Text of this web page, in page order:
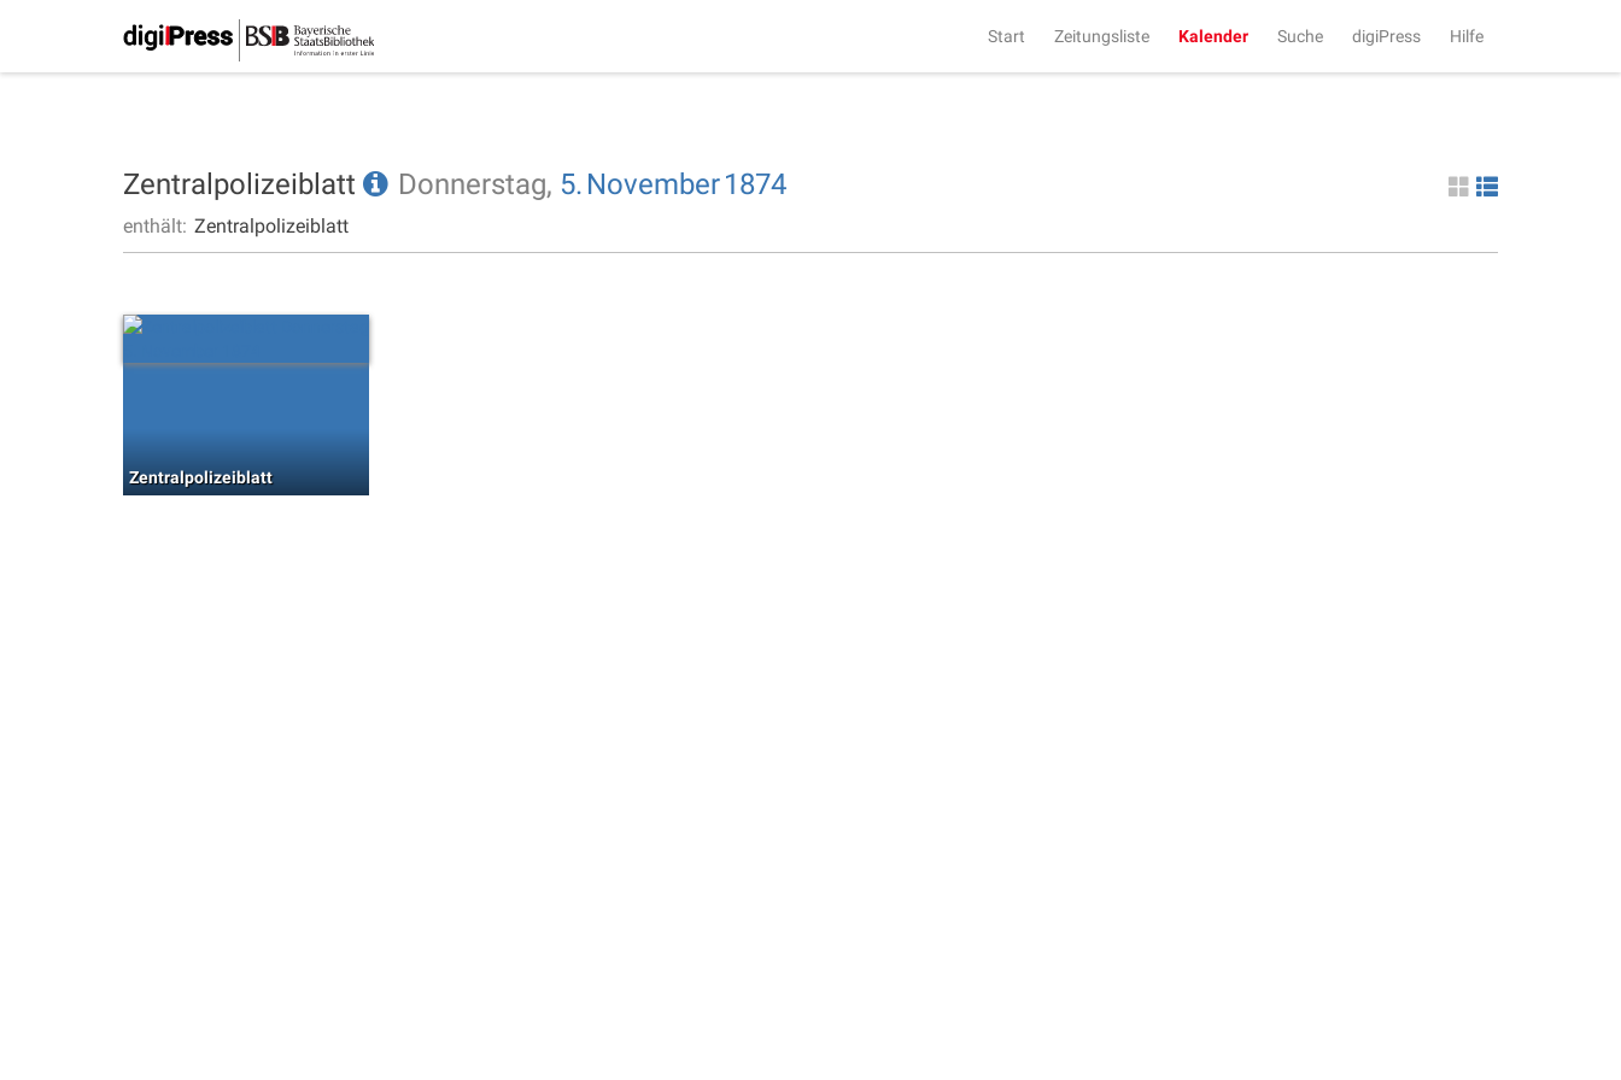
Start Zeitungsliste Kalender Suche digiPress Hilfe
Zentralpolizeiblatt Donnerstag, 5. November1874
enthält: Zentralpolizeiblatt
Zentralpolizeiblatt